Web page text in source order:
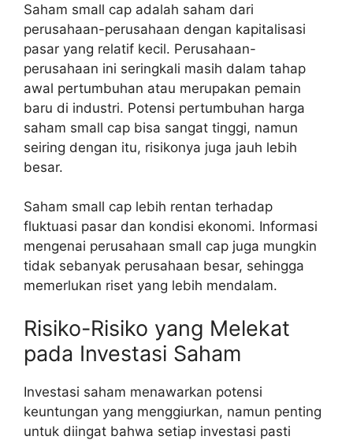
Saham small cap adalah saham dari
perusahaan-perusahaan dengan kapitalisasi
pasar yang relatif kecil. Perusahaan-
perusahaan ini seringkali masih dalam tahap
awal pertumbuhan atau merupakan pemain
baru di industri. Potensi pertumbuhan harga
saham small cap bisa sangat tinggi, namun
seiring dengan itu, risikonya juga jauh lebih
besar.
Saham small cap lebih rentan terhadap
fluktuasi pasar dan kondisi ekonomi. Informasi
mengenai perusahaan small cap juga mungkin
tidak sebanyak perusahaan besar, sehingga
memerlukan riset yang lebih mendalam.
Risiko-Risiko yang Melekat
pada Investasi Saham
Investasi saham menawarkan potensi
keuntungan yang menggiurkan, namun penting
untuk diingat bahwa setiap investasi pasti